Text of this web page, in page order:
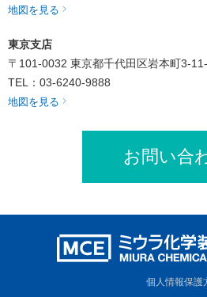
地図を見る
東京支店
〒101-0032 東京都千代田区岩本町3-
TEL：03-6240-9888
地図を見る
お問い合
個人情報保護